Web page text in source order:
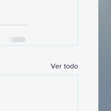
Ver todo